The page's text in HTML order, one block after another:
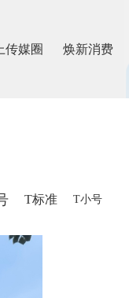
传媒圈 焕新消费
T标准 T小号